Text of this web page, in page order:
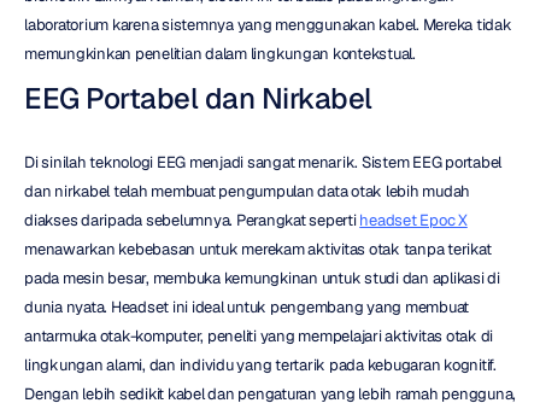
laboratorium karena sistemnya yang menggunakan kabel. Mereka tidak
memungkinkan penelitian dalam lingkungan kontekstual.
EEG Portabel dan Nirkabel
Di sinilah teknologi EEG menjadi sangat menarik. Sistem EEG portabel
dan nirkabel telah membuat pengumpulan data otak lebih mudah
diakses daripada sebelumnya. Perangkat seperti headset Epoc X
menawarkan kebebasan untuk merekam aktivitas otak tanpa terikat
pada mesin besar, membuka kemungkinan untuk studi dan aplikasi di
dunia nyata. Headset ini ideal untuk pengembang yang membuat
antarmuka otak-komputer, peneliti yang mempelajari aktivitas otak di
lingkungan alami, dan individu yang tertarik pada kebugaran kognitif.
Dengan lebih sedikit kabel dan pengaturan yang lebih ramah pengguna,